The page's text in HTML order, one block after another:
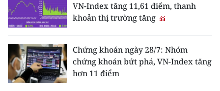
VN-Index tăng 11,61 điểm, thanh
khoản thị trường tăng
Chứng khoán ngày 28/7: Nhóm
chứng khoán bứt phá, VN-Index tăng
hơn 11 điểm